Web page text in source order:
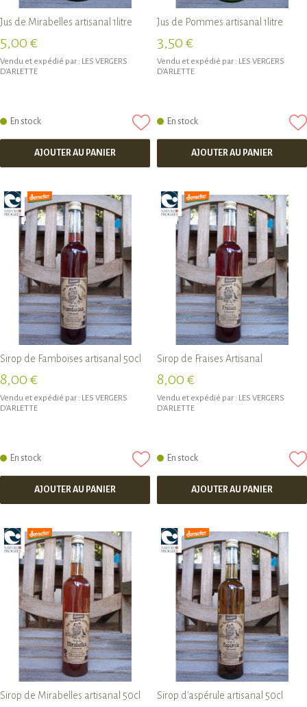
Jus de Mirabelles artisanal 1litre
5,00 €
Vendu et expédié par : LES VERGERS
D'ARLETTE
En stock
AJOUTER AU PANIER
Jus de Pommes artisanal 1litre
3,50 €
Vendu et expédié par : LES VERGERS
D'ARLETTE
En stock
AJOUTER AU PANIER
Sirop de Famboises artisanal 50cl
8,00 €
Vendu et expédié par : LES VERGERS
D'ARLETTE
En stock
AJOUTER AU PANIER
Sirop de Fraises Artisanal
8,00 €
Vendu et expédié par : LES VERGERS
D'ARLETTE
En stock
AJOUTER AU PANIER
Sirop de Mirabelles artisanal 50cl Sirop d'aspérule artisanal 50cl